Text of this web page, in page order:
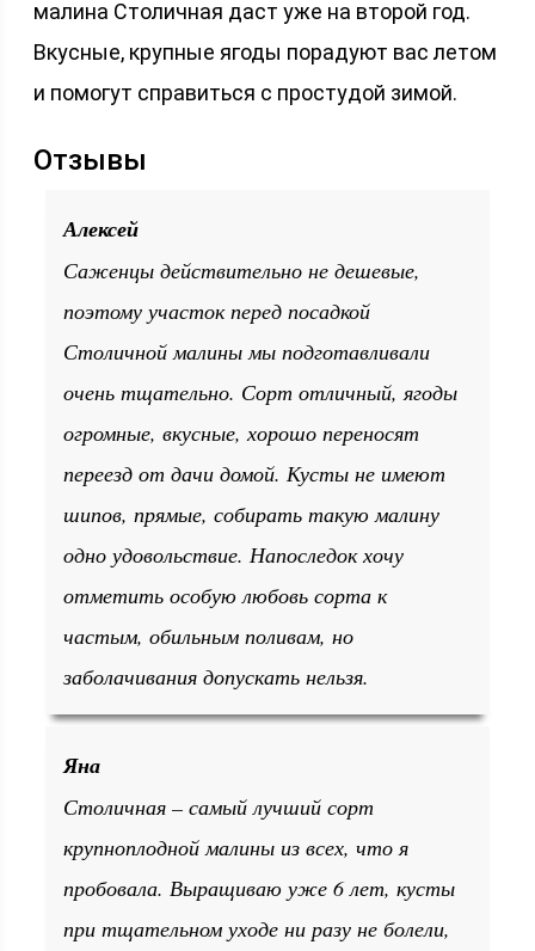
малина Столичная даст уже на второй год.
Вкусные, крупные ягоды порадуют вас летом
и помогут справиться с простудой зимой.
Отзывы
Алексей
Саженцы действительно не дешевые,
поэтому участок перед посадкой
Столичной малины мы подготавливали
очень тщательно. Сорт отличный, ягоды
огромные, вкусные, хорошо переносят
переезд от дачи домой. Кусты не имеют
шипов, прямые, собирать такую малину
одно удовольствие. Напоследок хочу
отметить особую любовь сорта к
частым, обильным поливам, но
заболачивания допускать нельзя.
Яна
Столичная – самый лучший сорт
крупноплодной малины из всех, что я
пробовала. Выращиваю уже 6 лет, кусты
при тщательном уходе ни разу не болели,